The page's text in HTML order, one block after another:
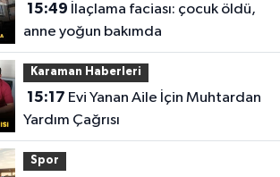
15:49
anne yoğun bakımda
Karaman Haberleri
15:17
Yardım Çağrısı
Spor